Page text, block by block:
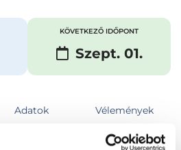
KÖVETKEZŐ IDŐPONT
Szept. 01.
Adatok Vélemények